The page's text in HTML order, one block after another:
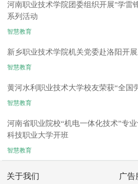
河南职业技术学院团委组织开展"学雷
系列活动
智慧教育
新乡职业技术学院机关党委赴洛阳开
智慧教育
黄河水利职业技术大学校友荣获“全国
智慧教育
河南省职业院校“机电一体化技术”专
科技职业大学开班
智慧教育
关于我们 广告